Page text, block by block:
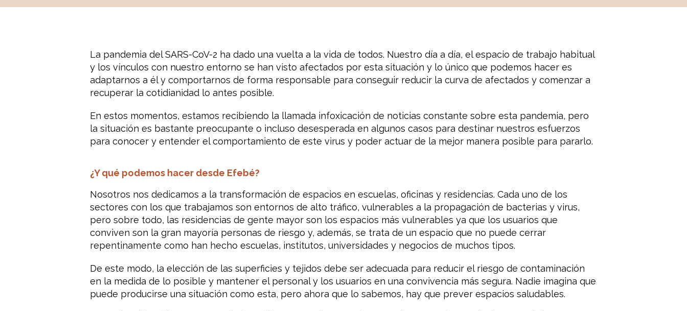
La pandemia del SARS-CoV-2 ha dado una vuelta a la vida de todos. Nuestro día a día, el espacio de trabajo habitual
y los vínculos con nuestro entorno se han visto afectados por esta situación y lo único que podemos hacer es
adaptarnos a él y comportarnos de forma responsable para conseguir reducir la curva de afectados y comenzar a
recuperar la cotidianidad lo antes posible.
En estos momentos, estamos recibiendo la llamada infoxicación de noticias constante sobre esta pandemia, pero
la situación es bastante preocupante o incluso desesperada en algunos casos para destinar nuestros esfuerzos
para conocer y entender el comportamiento de este virus y poder actuar de la mejor manera posible para pararlo.
¿Y qué podemos hacer desde Efebé?
Nosotros nos dedicamos a la transformación de espacios en escuelas, oficinas y residencias. Cada uno de los
sectores con los que trabajamos son entornos de alto tráfico, vulnerables a la propagación de bacterias y virus,
pero sobre todo, las residencias de gente mayor son los espacios más vulnerables ya que los usuarios que
conviven son la gran mayoría personas de riesgo y, además, se trata de un espacio que no puede cerrar
repentinamente como han hecho escuelas, institutos, universidades y negocios de muchos tipos.
De este modo, la elección de las superficies y tejidos debe ser adecuada para reducir el riesgo de contaminación
en la medida de lo posible y mantener el personal y los usuarios en una convivencia más segura. Nadie imagina que
puede producirse una situación como esta, pero ahora que lo sabemos, hay que prever espacios saludables.